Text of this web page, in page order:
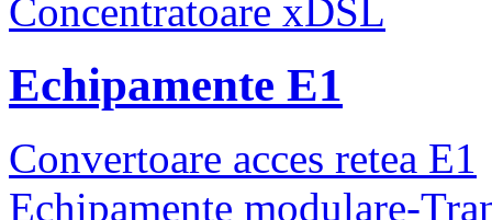
Concentratoare xDSL
Echipamente E1
Convertoare acces retea E1
Echipamente modulare-